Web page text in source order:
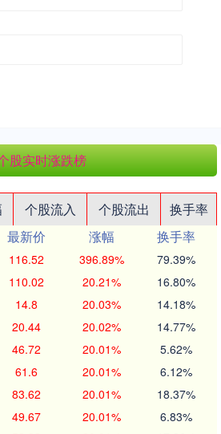
股实时涨跌榜
个股流入 个股流出
换手率
最新价 涨幅
换手率
116.52 396.89% 79.39%
110.02 20.21% 16.80%
14.8 20.03% 14.18%
20.44 20.02% 14.77%
46.72 20.01% 5.62%
61.6 20.01% 6.12%
83.62 20.01% 18.37%
49.67 20.01% 6.83%